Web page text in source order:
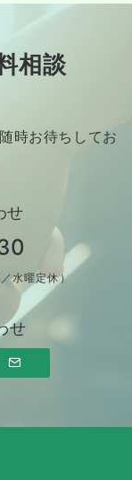
相談
時お待ちしてお
せ
水曜定休）
せ